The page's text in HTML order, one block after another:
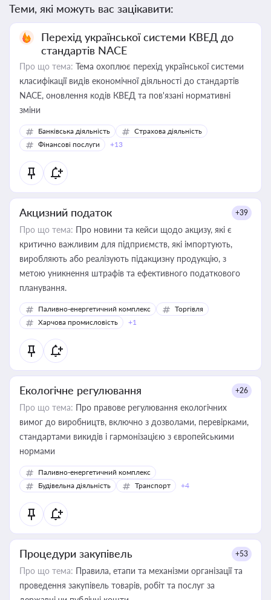
Теми, які можуть вас зацікавити:
Перехід української системи КВЕД до
стандартів NACE
Про що тема: Тема охоплює перехід української системи
класифікації видів економічної діяльності до стандартів
NACE, оновлення кодів КВЕД та пов'язані нормативні
зміни
Банківська діяльність
Страхова діяльність
Фінансові послуги
+13
Акцизний податок +39
Про що тема: Про новини та кейси щодо акцизу, які є
критично важливим для підприємств, які імпортують,
виробляють або реалізують підакцизну продукцію, з
метою уникнення штрафів та ефективного податкового
планування.
Паливно-енергетичний комплекс
Торгівля
Харчова промисловість
+1
Екологічне регулювання +26
Про що тема: Про правове регулювання екологічних
вимог до виробництв, включно з дозволами, перевірками,
стандартами викидів і гармонізацією з європейськими
нормами
Паливно-енергетичний комплекс
Будівельна діяльність
Транспорт +4
Процедури закупівель +53
Про що тема: Правила, етапи та механізми організації та
проведення закупівель товарів, робіт та послуг за